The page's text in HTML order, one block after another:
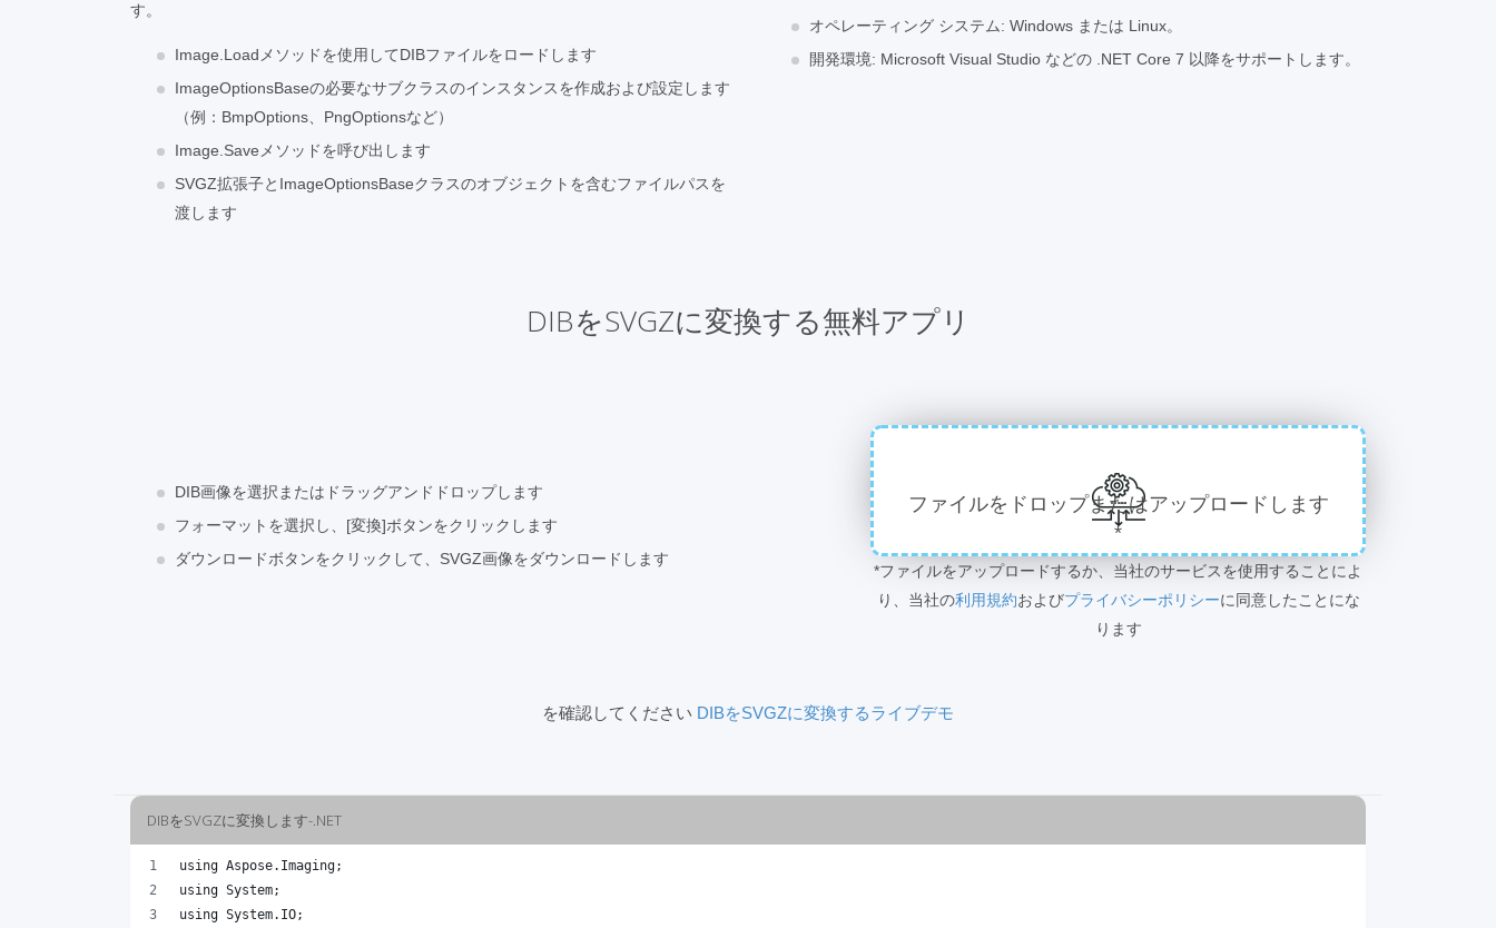
す。
Image.Loadメソッドを使用してDIBファイルをロードします
ImageOptionsBaseの必要なサブクラスのインスタンスを作成および設定します
（例：BmpOptions、PngOptionsなど）
Image.Saveメソッドを呼び出します
SVGZ拡張子とImageOptionsBaseクラスのオブジェクトを含むファイルパスを
渡します
オペレーティング システム: Windows または Linux。
開発環境: Microsoft Visual Studio などの .NET Core 7 以降をサポートします。
DIBをSVGZに変換する無料アプリ
DIB画像を選択またはドラッグアンドドロップします
フォーマットを選択し、[変換]ボタンをクリックします
ダウンロードボタンをクリックして、SVGZ画像をダウンロードします
ファイルをドロップまたはアップロードします
*
*ファイルをアップロードするか、当社のサービスを使用することによ
り、当社の利用規約およびプライバシーポリシーに同意したことにな
ります
を確認してください DIBをSVGZに変換するライブデモ
DIBをSVGZに変換します-.NET